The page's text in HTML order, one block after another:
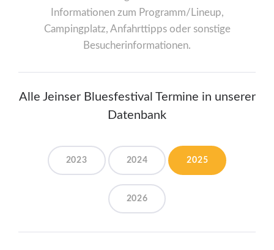
Informationen zum Programm/Lineup,
Campingplatz, Anfahrttipps oder sonstige
Besucherinformationen.
Alle Jeinser Bluesfestival Termine in unserer
Datenbank
2023 2024 2025
2026